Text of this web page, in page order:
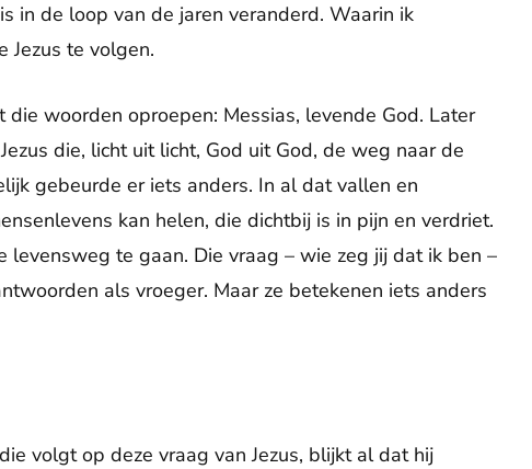
in de loop van de jaren veranderd. Waarin ik
Jezus te volgen.
woorden oproepen: Messias, levende God. Later
die, licht uit licht, God uit God, de weg naar de
gebeurde er iets anders. In al dat vallen en
kan helen, die dichtbij is in pijn en verdriet.
te gaan. Die vraag – wie zeg jij dat ik ben –
als vroeger. Maar ze betekenen iets anders
volgt op deze vraag van Jezus, blijkt al dat hij